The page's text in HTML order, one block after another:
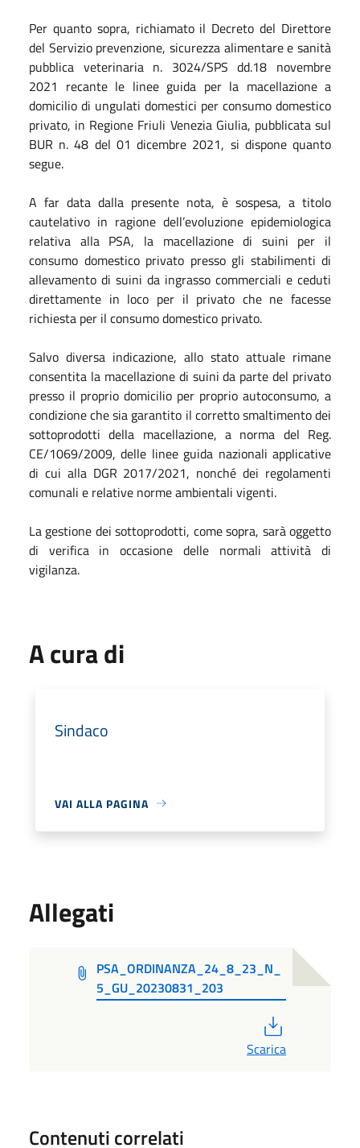
Per quanto sopra, richiamato il Decreto del Direttore
del Servizio prevenzione, sicurezza alimentare e sanità
pubblica veterinaria n. 3024/SPS dd.18 novembre
2021 recante le linee guida per la macellazione a
domicilio di ungulati domestici per consumo domestico
privato, in Regione Friuli Venezia Giulia, pubblicata sul
BUR n. 48 del 01 dicembre 2021, si dispone quanto
segue.
A far data dalla presente nota, è sospesa, a titolo
cautelativo in ragione dell’evoluzione epidemiologica
relativa alla PSA, la macellazione di suini per il
consumo domestico privato presso gli stabilimenti di
allevamento di suini da ingrasso commerciali e ceduti
direttamente in loco per il privato che ne facesse
richiesta per il consumo domestico privato.
Salvo diversa indicazione, allo stato attuale rimane
consentita la macellazione di suini da parte del privato
presso il proprio domicilio per proprio autoconsumo, a
condizione che sia garantito il corretto smaltimento dei
sottoprodotti della macellazione, a norma del Reg.
CE/1069/2009, delle linee guida nazionali applicative
di cui alla DGR 2017/2021, nonché dei regolamenti
comunali e relative norme ambientali vigenti.
La gestione dei sottoprodotti, come sopra, sarà oggetto
di verifica in occasione delle normali attività di
vigilanza.
A cura di
Sindaco
VAI ALLA PAGINA
Allegati
PSA_ORDINANZA_24_8_23_N_
5_GU_20230831_203
Scarica
Contenuti correlati